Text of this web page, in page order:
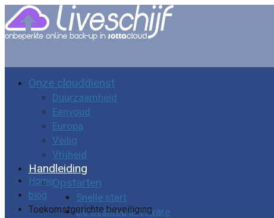
Onze clouddienst
Duurzaamheid
Eenvoud
Europa
Veilig
Vrijheid
Handleiding
Opstarten
Snelle start
De desktop software
Home
blog
Toekomstgerichte beveiliging